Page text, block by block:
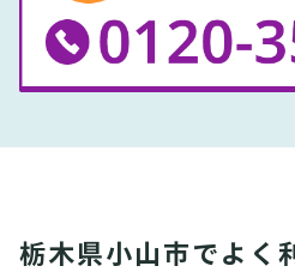
栃木県小山市でよく